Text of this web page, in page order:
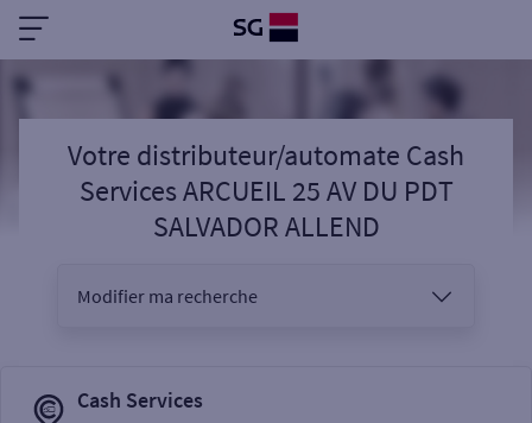
Votre distributeur/automate Cash
Services ARCUEIL 25 AV DU PDT
SALVADOR ALLEND
Modifier ma recherche
Cash Services